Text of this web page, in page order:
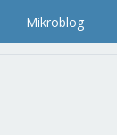
Mikroblog